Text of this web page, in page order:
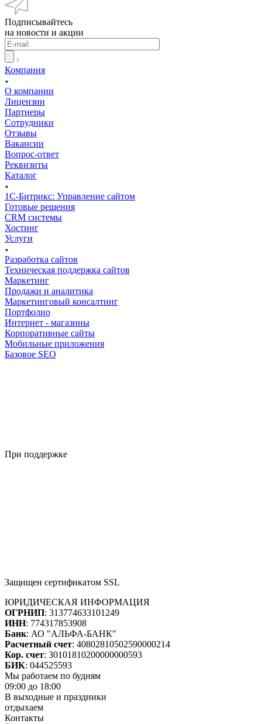
Подписывайтесь
на новости и акции
Компания
О компании
Лицензии
Партнеры
Сотрудники
Отзывы
Вакансии
Вопрос-ответ
Реквизиты
Каталог
1С-Битрикс: Управление сайтом
Готовые решения
CRM системы
Хостинг
Услуги
Разработка сайтов
Техническая поддержка сайтов
Маркетинг
Продажи и аналитика
Маркетинговый консалтинг
Портфолио
Интернет - магазины
Корпоративные сайты
Мобильные приложения
Базовое SEO
При поддержке
Защищен сертификатом SSL
ЮРИДИЧЕСКАЯ ИНФОРМАЦИЯ
ОГРНИП: 313774633101249
ИНН: 774317853908
Банк: АО "АЛЬФА-БАНК"
Расчетный счет: 40802810502590000214
Кор. счет: 30101810200000000593
БИК: 044525593
Мы работаем по будням
09:00 до 18:00
В выходные и праздники
отдыхаем
Контакты